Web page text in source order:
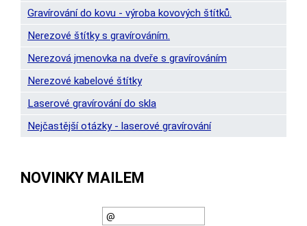
Gravírování do kovu - výroba kovových štítků.
Nerezové štítky s gravírováním.
Nerezová jmenovka na dveře s gravírováním
Nerezové kabelové štítky
Laserové gravírování do skla
Nejčastější otázky - laserové gravírování
NOVINKY MAILEM